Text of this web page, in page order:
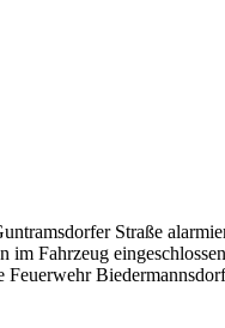
Straße
Fahrzeug